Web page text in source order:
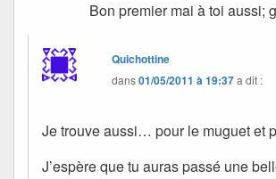
Bon premier mai à toi aussi;
Quichottine
dans01/05/2011 à 19:37a dit :
Je trouve aussi… pour le muguet et
J’espère que tu auras passé une